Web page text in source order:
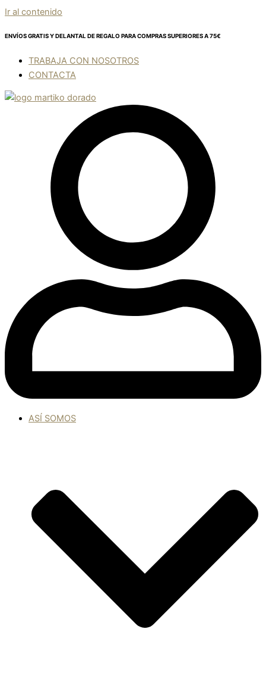
Ir al contenido
ENVÍOS GRATIS Y DELANTAL DE REGALO PARA COMPRAS SUPERIORES A 75€
TRABAJA CON NOSOTROS
CONTACTA
ASÍ SOMOS